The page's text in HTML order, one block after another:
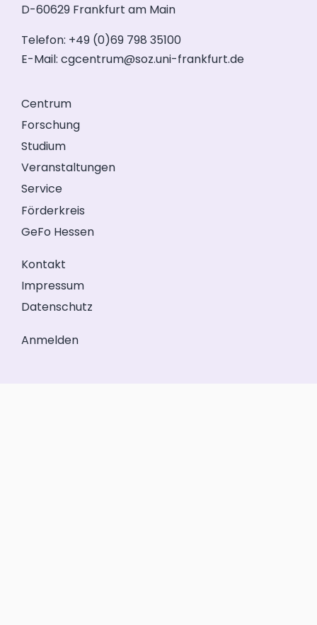
D-60629 Frankfurt am Main
Telefon: +49 (0)69 798 35100
E-Mail: cgcentrum@soz.uni-frankfurt.de
Centrum
Forschung
Studium
Veranstaltungen
Service
Förderkreis
GeFo Hessen
Kontakt
Impressum
Datenschutz
Anmelden